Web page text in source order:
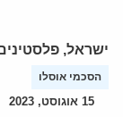
ישראל,
הסכמי אוסלו
15 אוגוסט, 2023